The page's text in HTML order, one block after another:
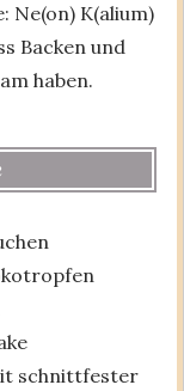
Ne(on) K(alium)
Backen und
haben.
schnittfester